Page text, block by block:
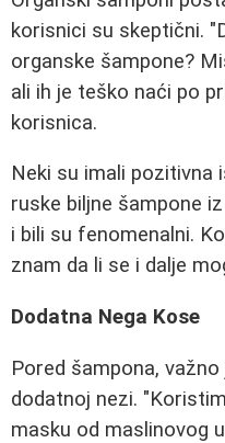
korisnici su skeptični.
organske šampone?
ali ih je teško naći po
korisnica.
Neki su imali pozitivna
ruske biljne šampone
i bili su fenomenalni.
znam da li se i dalje
Dodatna Nega Kose
Pored šampona,
dodatnoj nezi.
masku od maslinovog